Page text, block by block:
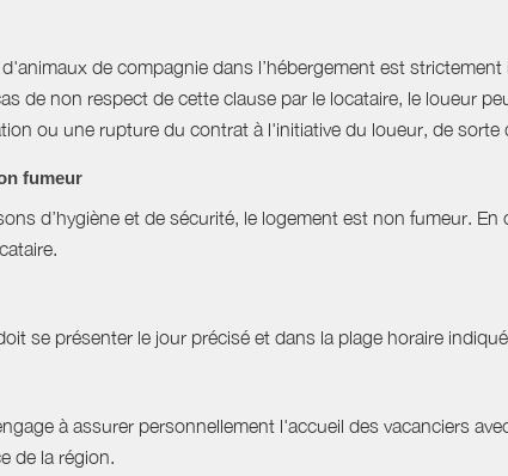
de compagnie dans l’hébergement est
de non respect de cette clause par le locataire, le loueur
ou une rupture du contrat à l'initiative du loueur, de
fumeur
d’hygiène et de sécurité, le logement est non fumeur.
se présenter le jour précisé et dans la plage horaire
à assurer personnellement l'accueil des vacanciers
de la région.